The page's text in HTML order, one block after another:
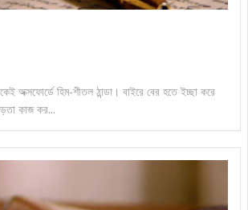
অক্সফোর্ডে হিম-শীতল ঠান্ডা। বাইরে বের হতে ইচ্ছা করে
কাজ কর...